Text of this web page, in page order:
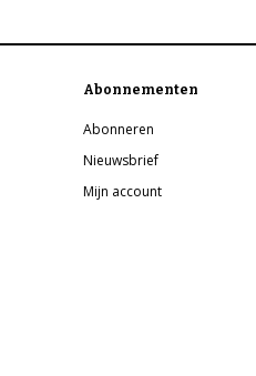
Abonnementen
Abonneren
Nieuwsbrief
Mijn account